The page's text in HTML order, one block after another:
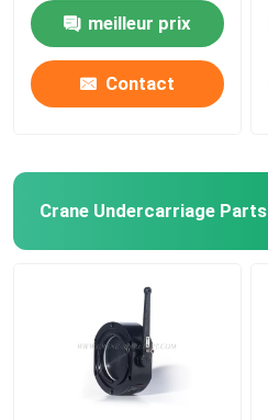
meilleur prix
Contact
Crane Undercarriage Parts